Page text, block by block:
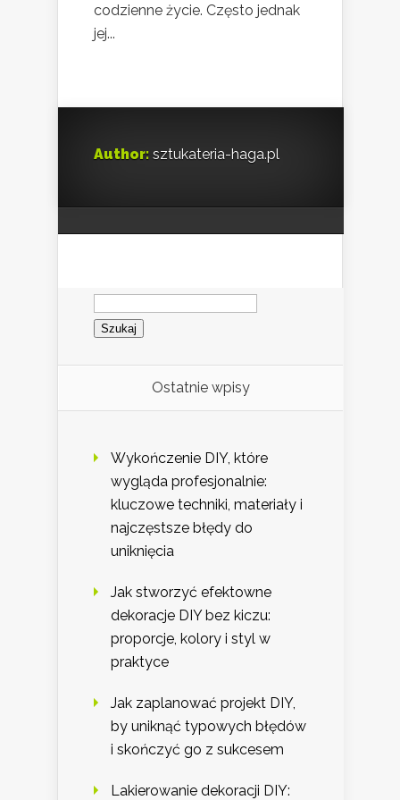
codzienne życie. Często jednak
jej...
Author: sztukateria-haga.pl
Szukaj:
Ostatnie wpisy
Wykończenie DIY, które
wygląda profesjonalnie:
kluczowe techniki, materiały i
najczęstsze błędy do
uniknięcia
Jak stworzyć efektowne
dekoracje DIY bez kiczu:
proporcje, kolory i styl w
praktyce
Jak zaplanować projekt DIY,
by uniknąć typowych błędów
i skończyć go z sukcesem
Lakierowanie dekoracji DIY: